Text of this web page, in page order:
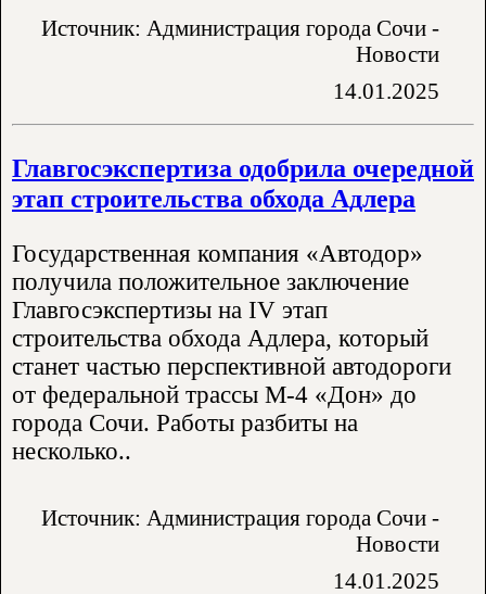
Источник: Администрация города Сочи -
Новости
14.01.2025
Главгосэкспертиза одобрила очередной
этап строительства обхода Адлера
Государственная компания «Автодор»
получила положительное заключение
Главгосэкспертизы на IV этап
строительства обхода Адлера, который
станет частью перспективной автодороги
от федеральной трассы М-4 «Дон» до
города Сочи. Работы разбиты на
несколько..
Источник: Администрация города Сочи -
Новости
14.01.2025